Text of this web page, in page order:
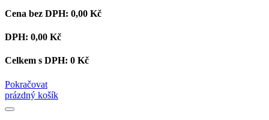
Cena bez DPH: 0,00 Kč
DPH: 0,00 Kč
Celkem s DPH: 0 Kč
Pokračovat
prázdný košík